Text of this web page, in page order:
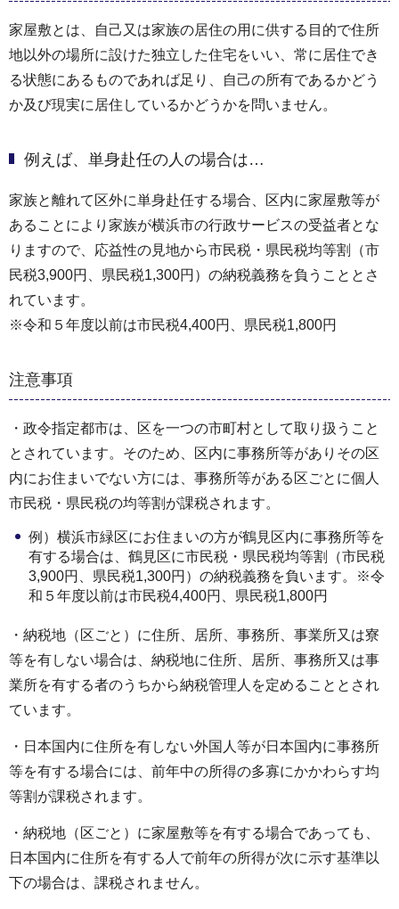
家屋敷とは、自己又は家族の居住の用に供する目的で住所
地以外の場所に設けた独立した住宅をいい、常に居住でき
る状態にあるものであれば足り、自己の所有であるかどう
か及び現実に居住しているかどうかを問いません。
例えば、単身赴任の人の場合は…
家族と離れて区外に単身赴任する場合、区内に家屋敷等が
あることにより家族が横浜市の行政サービスの受益者とな
りますので、応益性の見地から市民税・県民税均等割（市
民税3,900円、県民税1,300円）の納税義務を負うこととさ
れています。
※令和５年度以前は市民税4,400円、県民税1,800円
注意事項
・政令指定都市は、区を一つの市町村として取り扱うこと
とされています。そのため、区内に事務所等がありその区
内にお住まいでない方には、事務所等がある区ごとに個人
市民税・県民税の均等割が課税されます。
例）横浜市緑区にお住まいの方が鶴見区内に事務所等を
有する場合は、鶴見区に市民税・県民税均等割（市民税
3,900円、県民税1,300円）の納税義務を負います。※令
和５年度以前は市民税4,400円、県民税1,800円
・納税地（区ごと）に住所、居所、事務所、事業所又は寮
等を有しない場合は、納税地に住所、居所、事務所又は事
業所を有する者のうちから納税管理人を定めることとされ
ています。
・日本国内に住所を有しない外国人等が日本国内に事務所
等を有する場合には、前年中の所得の多寡にかかわらす均
等割が課税されます。
・納税地（区ごと）に家屋敷等を有する場合であっても、
日本国内に住所を有する人で前年の所得が次に示す基準以
下の場合は、課税されません。